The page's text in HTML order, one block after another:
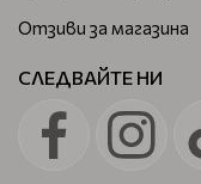
Отзиви за магазина
СЛЕДВАЙТЕ НИ